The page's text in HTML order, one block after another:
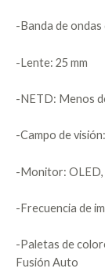
-Banda de ondas
-Lente: 25 mm
-NETD: Menos
-Campo de
-Monitor: OLED,
-Frecuencia de
-Paletas de
Fusión Auto